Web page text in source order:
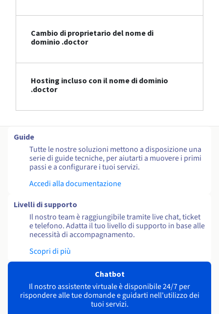
Cambio di proprietario del nome di
dominio .doctor
Hosting incluso con il nome di dominio
.doctor
Guide
Tutte le nostre soluzioni mettono a disposizione una
serie di guide tecniche, per aiutarti a muovere i primi
passi e a configurare i tuoi servizi.
Accedi alla documentazione
Livelli di supporto
Il nostro team è raggiungibile tramite live chat, ticket
e telefono. Adatta il tuo livello di supporto in base alle
necessità di accompagnamento.
Scopri di più
Chatbot
Il nostro assistente virtuale è disponibile 24/7 per
rispondere alle tue domande e guidarti nell'utilizzo dei
tuoi servizi.